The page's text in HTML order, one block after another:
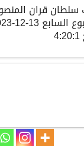
سلطان قران
السابع13-12-2023م)
4:20:1